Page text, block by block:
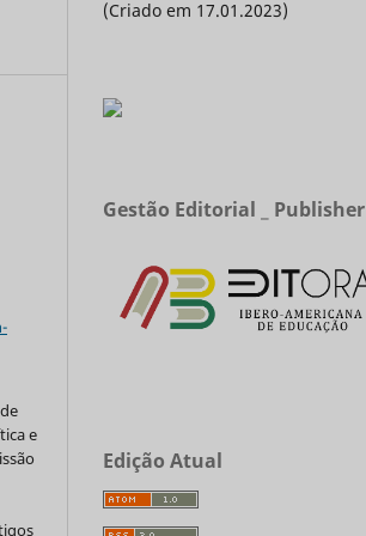
e
(Criado em 17.01.2023)
Gestão Editorial _ Publisher
Edição Atual